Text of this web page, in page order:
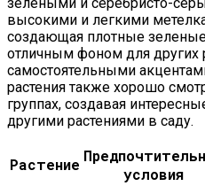
высокими и легкими
создающая плотные
отличным фоном для других
самостоятельными
растения также хорошо
группах, создавая
другими растениями в саду.
Растение
условия